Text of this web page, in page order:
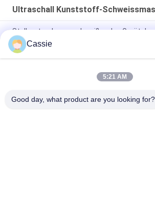
Ultraschall Kunststoff-
Stellen-tragbares schweißendes Gerät
mit Zeit-Modus-Kontrollsystem
Digital 28khz
Cassie
5:21 AM
Good day, what product are you looking for?